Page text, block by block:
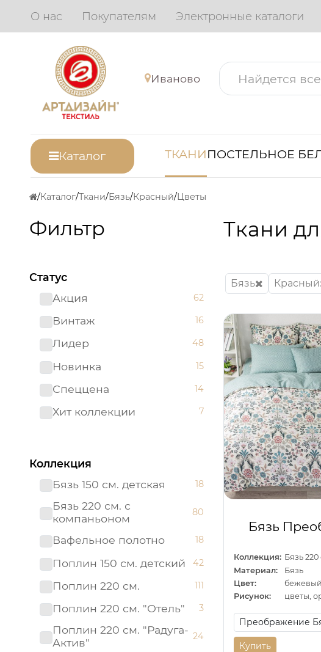
О нас Покупателям Электронные каталоги
Иваново
Каталог ТКАНИПОСТЕЛЬНОЕ
Каталог Ткани Бязь Красный Цветы
Фильтр
Статус
Акция
62
Винтаж 16
Лидер 48
Новинка 15
Спеццена 14
Хит коллекции 7
Коллекция
Бязь 150 см. детская
18
Бязь 220 см. с
компаньоном
80
Вафельное полотно 18
Поплин 150 см. детский 42
Поплин 220 см. 111
Поплин 220 см. "Отель" 3
Поплин 220 см. "Радуга-
Актив"
24
Ткани
Бязь Красный
Бязь
Коллекция: Бязь
Материал:
Бязь
Цвет:
Рисунок:
цветы,
Купить